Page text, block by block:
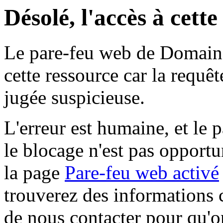
Désolé, l'accès à
Le pare-feu web de
cette ressource car la
jugée suspicieuse.
L'erreur est humaine, et le
le blocage n'est pas
la page Pare-feu web activé
trouverez des informations
de nous contacter pour